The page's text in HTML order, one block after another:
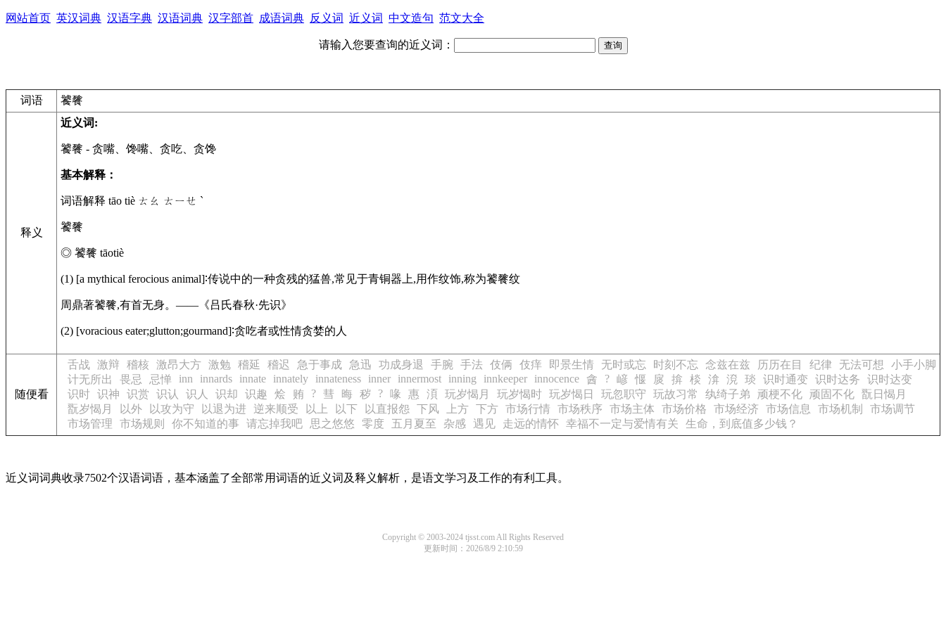
网站首页 英汉词典 汉语字典 汉语词典 汉字部首 成语词典 反义词 近义词 中文造句 范文大全
请输入您要查询的近义词：
词语 饕餮
释义
近义词:
饕餮 - 贪嘴、馋嘴、贪吃、贪馋
基本解释：
词语解释 tāo tiè ㄊㄠ ㄊㄧㄝ ˋ
饕餮
◎ 饕餮 tāotiè
(1) [a mythical ferocious animal]∶传说中的一种贪残的猛兽,常见于青铜器上,用作纹饰,称为饕餮纹
周鼎著饕餮,有首无身。——《吕氏春秋·先识》
(2) [voracious eater;glutton;gourmand]∶贪吃者或性情贪婪的人
随便看
舌战 激辩 稽核 激昂大方 激勉 稽延 稽迟 急于事成 急迅 功成身退 手腕 手法 伎俩 伎痒 即景生情 无时或忘 时刻不忘 念兹在兹 历历在目 纪律 无法可想
小手小脚
计无所出
畏忌 忌惮 inn innards innate innately innateness inner innermost inning innkeeper innocence 酓 ? 嵃 愝 扊 揜 棪 渰 渷 琰 识时通变 识时达务
识时达变
识时
识神 识赏 识认 识人 识却 识趣 烩 贿 ? 彗 晦 秽 ? 喙 惠 湏 玩岁愒月 玩岁愒时 玩岁愒日 玩忽职守 玩故习常 纨绮子弟 顽梗不化 顽固不化 翫日愒月
翫岁愒月
以外 以攻为守 以退为进 逆来顺受 以上 以下 以直报怨 下风 上方 下方 市场行情 市场秩序 市场主体 市场价格 市场经济 市场信息 市场机制
市场调节
市场管理
市场规则 你不知道的事 请忘掉我吧 思之悠悠 零度 五月夏至 杂感 遇见 走远的情怀 幸福不一定与爱情有关 生命，到底值多少钱？
近义词词典收录7502个汉语词语，基本涵盖了全部常用词语的近义词及释义解析，是语文学习及工作的有利工具。
Copyright © 2003-2024 tjsst.com All Rights Reserved
更新时间：2026/8/9 2:10:59